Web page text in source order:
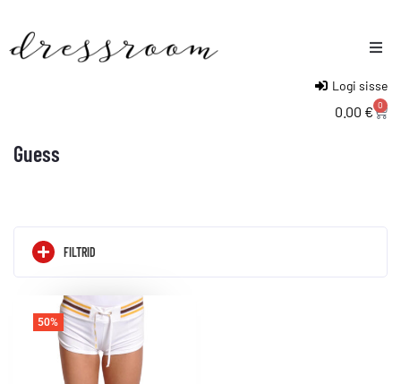
Logi sisse
0.00 € 0
Guess
FILTRID
50%